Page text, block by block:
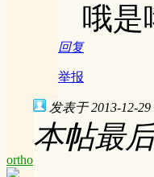
哦是
回复
举报
ortho
发表于 2013-12-29
本帖最